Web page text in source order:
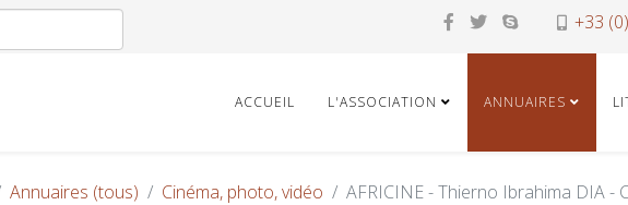
+33
ACCUEIL L'ASSOCIATION ANNUAIRES
Annuaires (tous) Cinéma, photo, vidéo AFRICINE - Thierno Ibrahima DIA -